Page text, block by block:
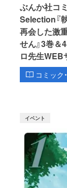
ぶんか社コ
Selection『
再会した激
せん』3巻
ロ先生WEB
コミック
イベント